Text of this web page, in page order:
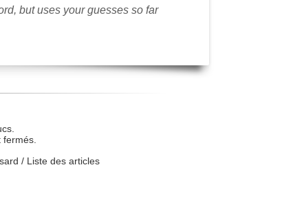
but uses your guesses so far
fermés.
/ Liste des articles